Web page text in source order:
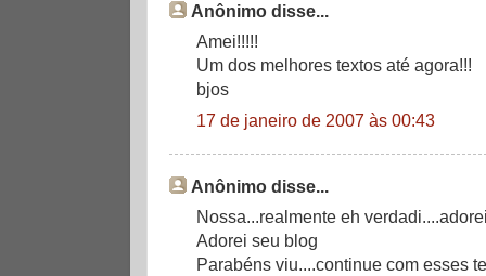
Anônimo disse...
Amei!!!!!
Um dos melhores textos até agora!!!
bjos
17 de janeiro de 2007 às 00:43
Anônimo disse...
Nossa...realmente eh
Adorei seu blog
Parabéns viu....continue com esses